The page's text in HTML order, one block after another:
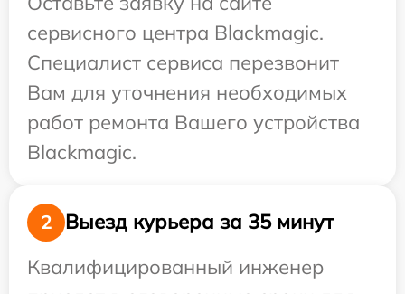
сервисного центра Blackmagic.
Специалист сервиса перезвонит
Вам для уточнения необходимых
работ ремонта Вашего устройства
Blackmagic.
2
Выезд курьера за 35 минут
Квалифицированный инженер